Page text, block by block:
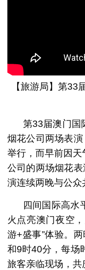
【旅游局】第33
第33届澳门国
烟花公司两场表
举行，而早前因
公司的两场烟花
演连续两晚与公众
四间国际高水
火点亮澳门夜空
游+盛事”体验。
和9时40分，每场
旅客亲临现场，共